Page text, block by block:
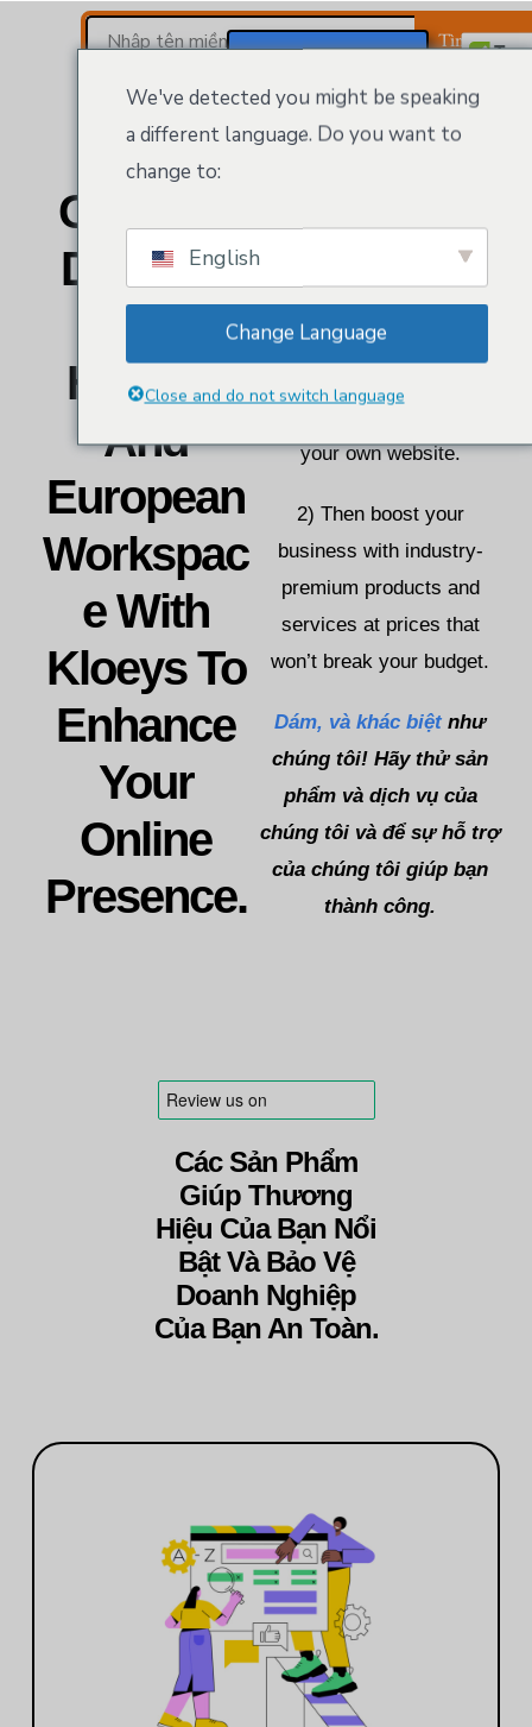
Tìm kiếm
Get Your
Domain,
Hosting
And
European
Workspac
E With
Kloeys To
Enhance
Your
Online
Presence.
shop to get your business
online.
1) It all starts to secure
your own website.
2) Then boost your
business with industry-
premium products and
services at prices that
won’t break your budget.
Dám, và khác biệtnhư
chúng tôi! Hãy thử sản
phẩm và dịch vụ của
chúng tôi và để sự hỗ trợ
của chúng tôi giúp bạn
thành công.
Các Sản Phẩm
Giúp Thương
Hiệu Của Bạn Nổi
Bật Và Bảo Vệ
Doanh Nghiệp
Của Bạn An Toàn.
We've detected you might be speaking
a different language. Do you want to
change to:
English
Change Language
Close and do not switch language